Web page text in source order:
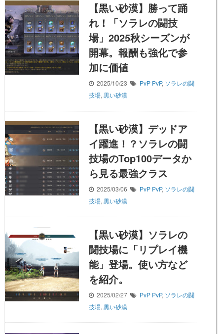
【黒い砂漠】勝って踊
れ！「ソラレの闘技
場」2025秋シーズンが
開幕。報酬も強化で参
加に価値
2025/10/23 PvP PvP, ソラレの闘
技場, 黒い砂漠
【黒い砂漠】デッドア
イ躍進！？ソラレの闘
技場のTop100データか
ら見る最強クラス
2025/03/06 PvP PvP, ソラレの闘
技場, 黒い砂漠
【黒い砂漠】ソラレの
闘技場に「リプレイ機
能」登場。使い方など
を紹介。
2025/02/27 PvP PvP, ソラレの闘
技場, 黒い砂漠